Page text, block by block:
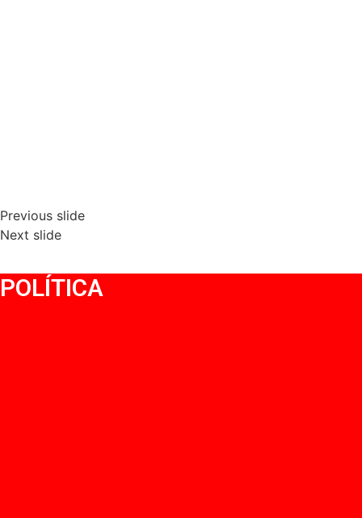
Previous slide
Next slide
POLÍTICA